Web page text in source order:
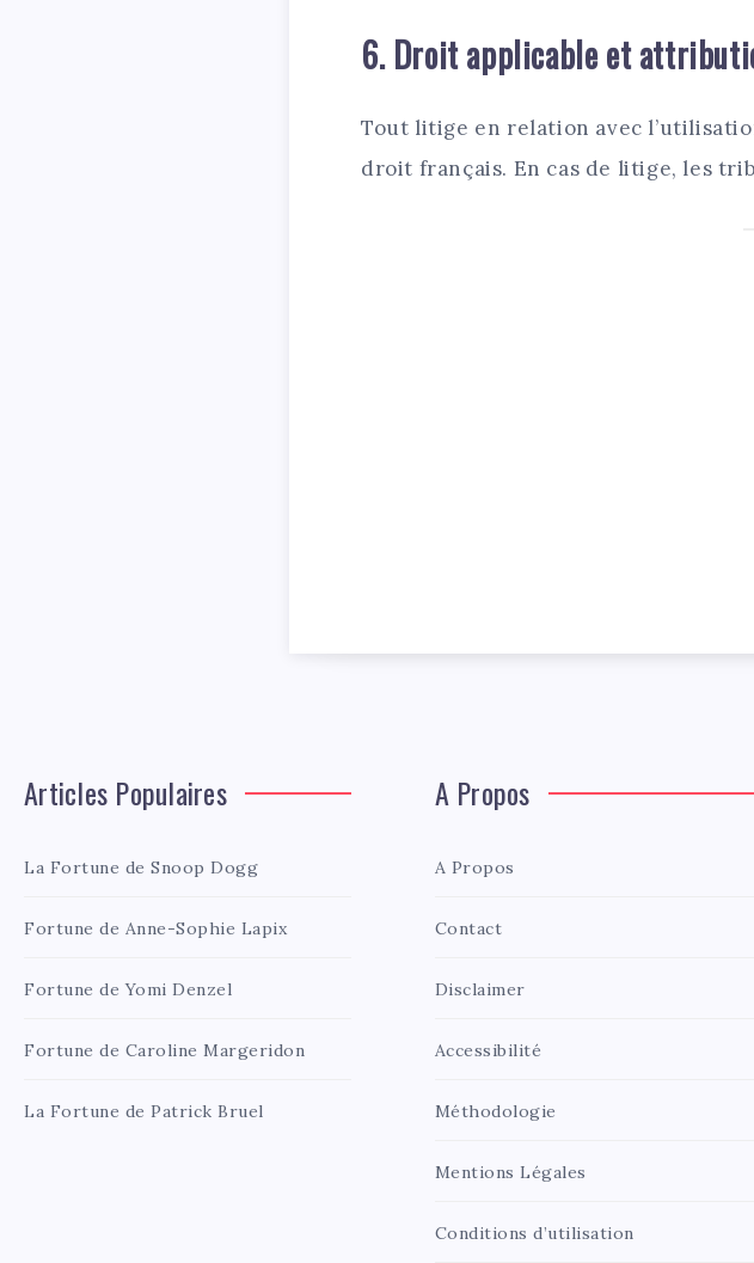
6. Droit applicable et
Tout litige en relation avec
droit français. En cas de litige, les
Articles Populaires
La Fortune de Snoop Dogg
Fortune de Anne-Sophie Lapix
Fortune de Yomi Denzel
Fortune de Caroline Margeridon
La Fortune de Patrick Bruel
A Propos
A Propos
Contact
Disclaimer
Accessibilité
Méthodologie
Mentions Légales
Conditions d’utilisation